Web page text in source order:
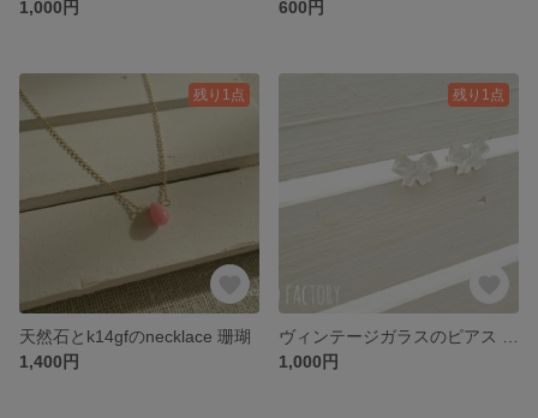
1,000円
600円
残り1点
天然石とk14gfのnecklace 珊瑚
1,400円
残り1点
1,000円